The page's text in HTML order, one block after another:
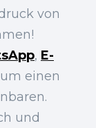
von
, E-
um einen
und